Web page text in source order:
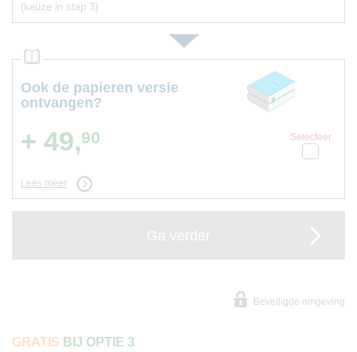
(keuze in stap 3)
Ook de papieren versie
ontvangen?
Selecteer
+ 49,90
Lees meer
Beveiligde omgeving
GRATIS BIJ OPTIE 3